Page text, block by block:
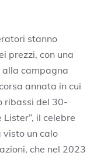
stanno
prezzi, con una
campagna
annata in cui
ribassi del 30-
il celebre
un calo
che nel 2023